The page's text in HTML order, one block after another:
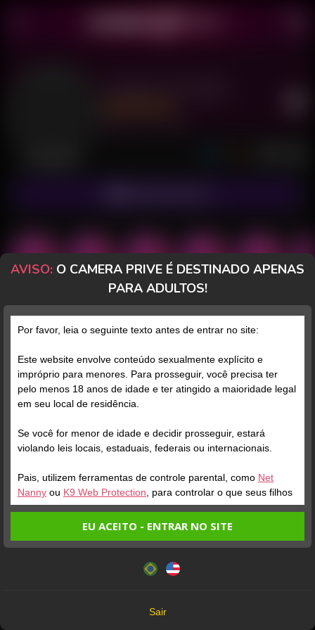
POSTS FANCLUB PAGOS AVALIAÇÕES
Posts (936) Fotos (791) Vídeos
Grátis
Verifique sua conta
2:09
Verifique sua conta
1
Este website utiliza cookies e tecnologias semelhantes de
Política de Privacidade
você concorda com estes termos.
AVISO: O CAMERA PRIVE É DESTINADO APENAS
PARA ADULTOS!
Por favor, leia o seguinte texto antes de entrar no site:
Este website envolve conteúdo sexualmente explícito e
impróprio para menores. Para prosseguir, você precisa ter
pelo menos 18 anos de idade e ter atingido a maioridade legal
em seu local de residência.
Se você for menor de idade e decidir prosseguir, estará
violando leis locais, estaduais, federais ou internacionais.
Pais, utilizem ferramentas de controle parental, como Net
Nanny ou K9 Web Protection, para controlar o que seus filhos
veem.
fatos:
Tenho ao menos 18 anos de idade e sou maior de idade
EU ACEITO - ENTRAR NO SITE
Sair